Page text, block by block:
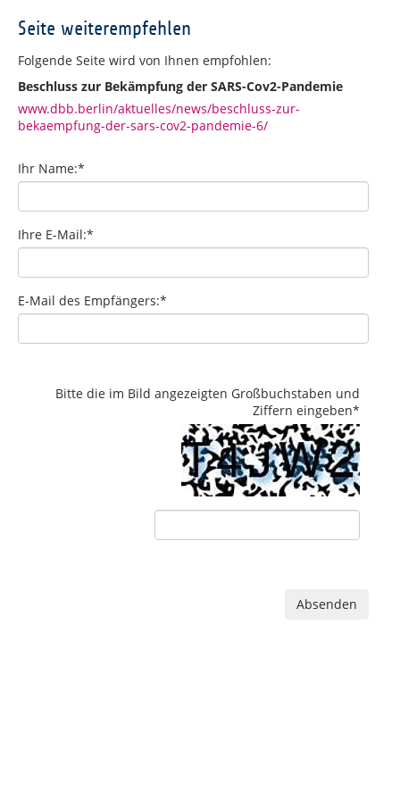
Seite weiterempfehlen
Folgende Seite wird von Ihnen empfohlen:
Beschluss zur Bekämpfung der SARS-Cov2-Pandemie
www.dbb.berlin/aktuelles/news/beschluss-zur-
bekaempfung-der-sars-cov2-pandemie-6/
Ihr Name:*
Ihre E-Mail:*
E-Mail des Empfängers:*
Bitte die im Bild angezeigten Großbuchstaben und
Ziffern eingeben*
Absenden